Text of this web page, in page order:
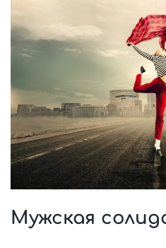
Мужская